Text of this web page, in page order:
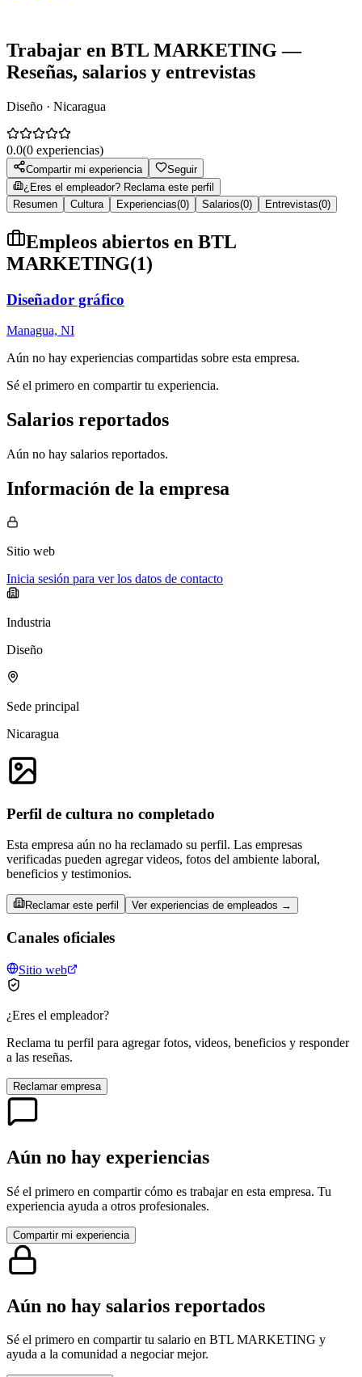
Trabajar en BTL MARKETING —
Reseñas, salarios y entrevistas
Diseño · Nicaragua
0.0(0 experiencias)
Compartir mi experiencia
Seguir
¿Eres el empleador? Reclama este perfil
Resumen
Cultura Experiencias(0) Salarios(0) Entrevistas(0)
Empleos abiertos en BTL
MARKETING(1)
Diseñador gráfico
Managua, NI
Aún no hay experiencias compartidas sobre esta empresa.
Sé el primero en compartir tu experiencia.
Salarios reportados
Aún no hay salarios reportados.
Información de la empresa
Sitio web
Inicia sesión para ver los datos de contacto
Industria
Diseño
Sede principal
Nicaragua
Perfil de cultura no completado
Esta empresa aún no ha reclamado su perfil. Las empresas
verificadas pueden agregar videos, fotos del ambiente laboral,
beneficios y testimonios.
Reclamar este perfil Ver experiencias de empleados →
Canales oficiales
Sitio web
¿Eres el empleador?
Reclama tu perfil para agregar fotos, videos, beneficios y responder
a las reseñas.
Reclamar empresa
Aún no hay experiencias
Sé el primero en compartir cómo es trabajar en esta empresa. Tu
experiencia ayuda a otros profesionales.
Compartir mi experiencia
Aún no hay salarios reportados
Sé el primero en compartir tu salario en BTL MARKETING y
ayuda a la comunidad a negociar mejor.